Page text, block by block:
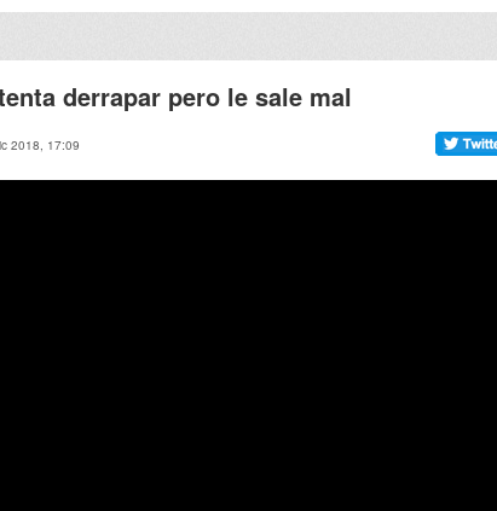
derrapar pero le sale mal
2018, 17:09